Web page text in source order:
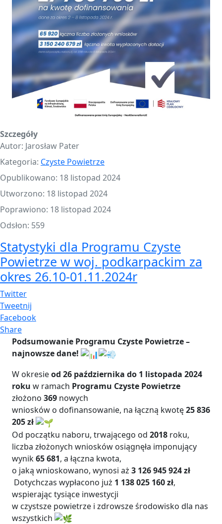
Szczegóły
Autor: Jarosław Pater
Kategoria: Czyste Powietrze
Opublikowano: 18 listopad 2024
Utworzono: 18 listopad 2024
Poprawiono: 18 listopad 2024
Odsłon: 559
Statystyki dla Programu Czyste
Powietrze w woj. podkarpackim za
okres 26.10-01.11.2024r
Twitter
Tweetnij
Facebook
Share
Podsumowanie Programu Czyste Powietrze –
najnowsze dane!
W okresieod 26 października do 1 listopada 2024
roku w ramach Programu Czyste Powietrze
złożono 369 nowych
wniosków o dofinansowanie, na łączną kwotę25 836
205 zł
Od początku naboru, trwającego od 2018 roku,
liczba złożonych wniosków osiągnęła imponujący
wynik65 681, a łączna kwota,
o jaką wnioskowano, wynosi aż 3 126 945 924 zł
Dotychczas wypłacono już 1 138 025 160 zł,
wspierając tysiące inwestycji
w czystsze powietrze i zdrowsze środowisko dla nas
wszystkich